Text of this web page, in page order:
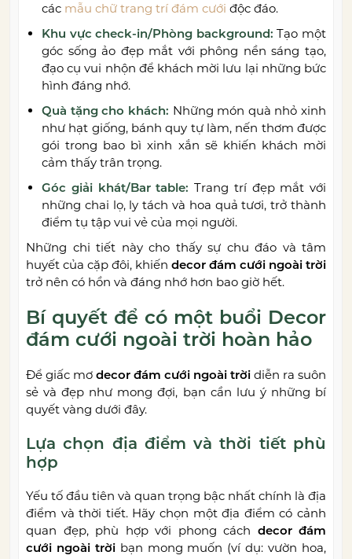
các mẫu chữ trang trí đám cưới độc đáo.
Khu vực check-in/Phòng background: Tạo một
góc sống ảo đẹp mắt với phông nền sáng tạo,
đạo cụ vui nhộn để khách mời lưu lại những bức
hình đáng nhớ.
Quà tặng cho khách: Những món quà nhỏ xinh
như hạt giống, bánh quy tự làm, nến thơm được
gói trong bao bì xinh xắn sẽ khiến khách mời
cảm thấy trân trọng.
Góc giải khát/Bar table: Trang trí đẹp mắt với
những chai lọ, ly tách và hoa quả tươi, trở thành
điểm tụ tập vui vẻ của mọi người.
Những chi tiết này cho thấy sự chu đáo và tâm
huyết của cặp đôi, khiến decor đám cưới ngoài trời
trở nên có hồn và đáng nhớ hơn bao giờ hết.
Bí quyết để có một buổi Decor
đám cưới ngoài trời hoàn hảo
Để giấc mơ decor đám cưới ngoài trời diễn ra suôn
sẻ và đẹp như mong đợi, bạn cần lưu ý những bí
quyết vàng dưới đây.
Lựa chọn địa điểm và thời tiết phù
hợp
Yếu tố đầu tiên và quan trọng bậc nhất chính là địa
điểm và thời tiết. Hãy chọn một địa điểm có cảnh
quan đẹp, phù hợp với phong cách decor đám
cưới ngoài trờibạn mong muốn (ví dụ: vườn hoa,